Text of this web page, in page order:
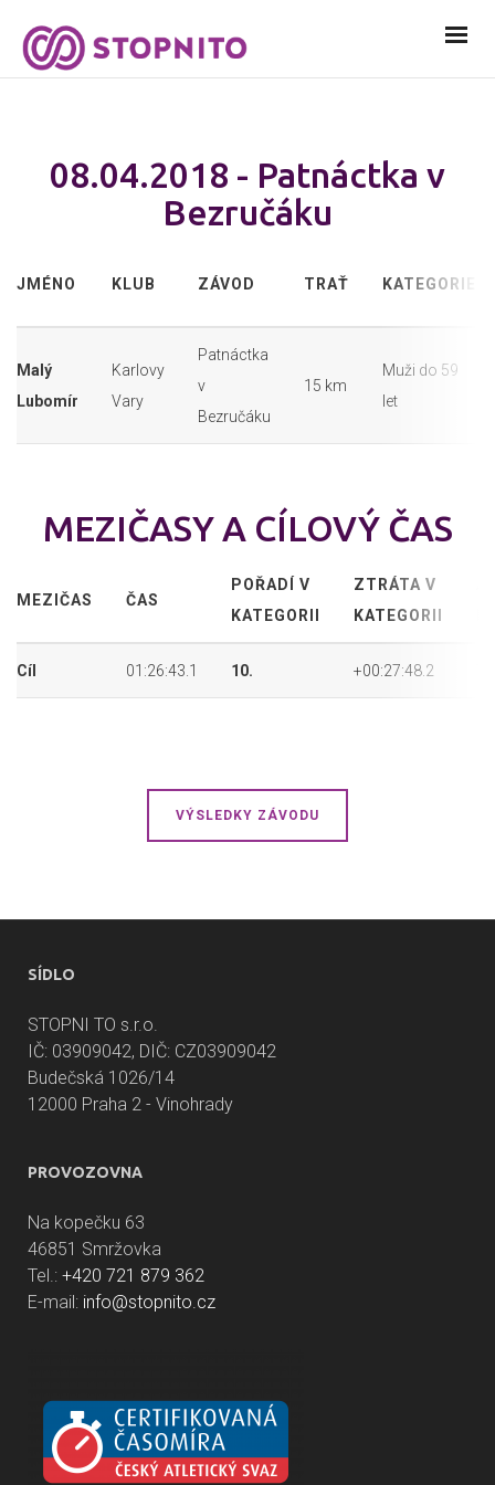
08.04.2018 - Patnáctka v
Bezručáku
JMÉNO KLUB ZÁVOD TRAŤ KATEGORIE
Malý
Lubomír
Karlovy
Vary
Patnáctka
v
Bezručáku
15 km
Muži do 59
let
MEZIČASY A CÍLOVÝ ČAS
MEZIČAS ČAS
POŘADÍ V
KATEGORII
ZTRÁTA V
KATEGORII
Cíl 01:26:43.1 10. +00:27:48.2
VÝSLEDKY ZÁVODU
SÍDLO
STOPNI TO s.r.o.
IČ: 03909042, DIČ: CZ03909042
Budečská 1026/14
12000 Praha 2 - Vinohrady
PROVOZOVNA
Na kopečku 63
46851 Smržovka
Tel.: +420 721 879 362
E-mail: info@stopnito.cz